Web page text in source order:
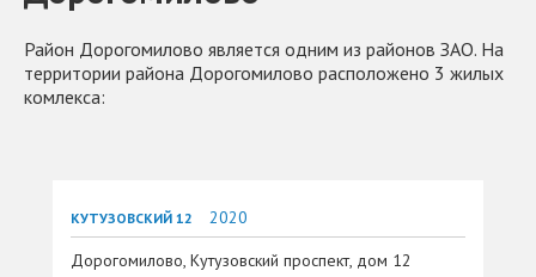
Район Дорогомилово является одним из районов ЗАО. На
территории района Дорогомилово расположено 3 жилых
комлекса:
КУТУЗОВСКИЙ 12
2020
Дорогомилово, Кутузовский проспект, дом 12